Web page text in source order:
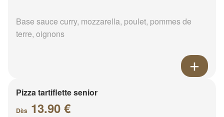
Base sauce curry, mozzarella, poulet, pommes de
terre, oignons
Pizza tartiflette senior
Dès 13.90 €